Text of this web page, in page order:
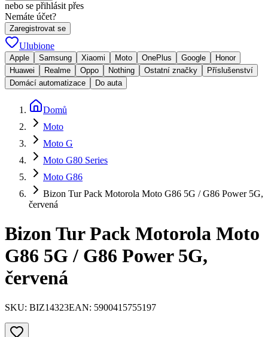
nebo se přihlásit přes
Nemáte účet?
Zaregistrovat se
Ulubione
Apple Samsung Xiaomi Moto OnePlus Google
Honor
Huawei
Realme Oppo Nothing Ostatní značky
Příslušenství
Domácí automatizace
Do auta
Domů
Moto
Moto G
Moto G80 Series
Moto G86
Bizon Tur Pack Motorola Moto G86 5G / G86 Power 5G,
červená
Bizon Tur Pack Motorola Moto
G86 5G / G86 Power 5G,
červená
SKU: BIZ14323EAN: 5900415755197